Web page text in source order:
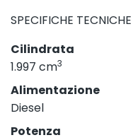
SPECIFICHE TECNICHE
Cilindrata
1.997 cm3
Alimentazione
Diesel
Potenza